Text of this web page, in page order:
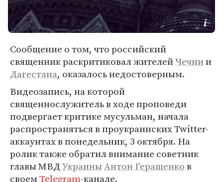
Сообщение о том, что российский
священник раскритиковал жителейЧечнии
Дагестана, оказалось недостоверным.
Видеозапись, на которой
священнослужитель в ходе проповеди
подвергает критике мусульман, начала
распространяться в проукраинских Twitter-
аккаунтах в понедельник, 3 октября. На
ролик также обратил внимание советник
главы МВДУкраиныАнтон Геращенков
своемTelegram-канале.